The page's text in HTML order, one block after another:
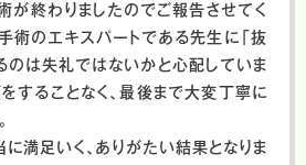
が終わりましたのでご報告させてく
術のエキスパートである先生に「抜
のは失礼ではないかと心配していま
することなく、最後まで大変丁寧に
満足いく、ありがたい結果となりま